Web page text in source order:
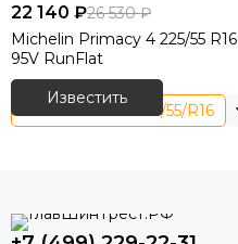
22 140 ₽26 530 ₽
Michelin Primacy 4 225/55 R16
95V RunFlat
Известить
Летние шины 225/55/R16